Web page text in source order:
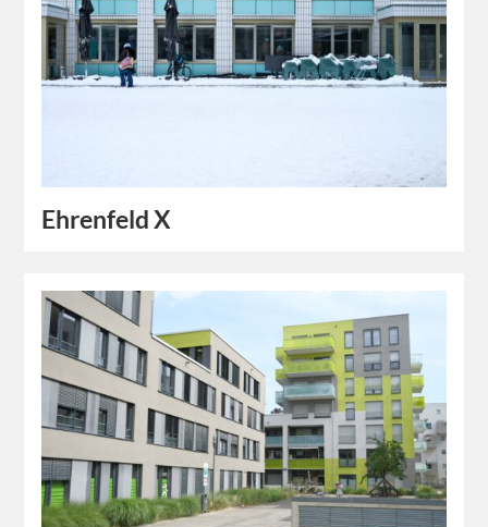
Ehrenfeld X